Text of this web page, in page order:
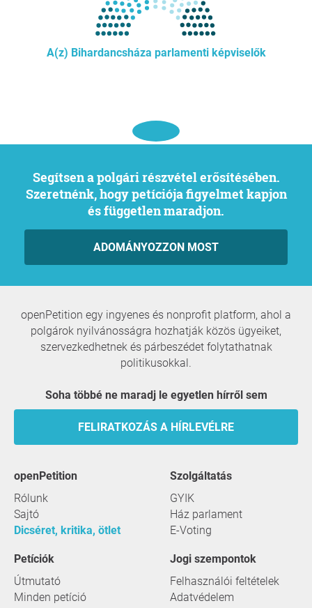
A(z) Bihardancsháza parlamenti képviselők
Segítsen a polgári részvétel erősítésében.
Szeretnénk, hogy petíciója figyelmet kapjon
és független maradjon.
ADOMÁNYOZZON MOST
openPetition egy ingyenes és nonprofit platform, ahol a
polgárok nyilvánosságra hozhatják közös ügyeiket,
szervezkedhetnek és párbeszédet folytathatnak
politikusokkal.
Soha többé ne maradj le egyetlen hírről sem
FELIRATKOZÁS A HÍRLEVÉLRE
openPetition
Rólunk
Sajtó
Dicséret, kritika, ötlet
szolgáltatás
GYIK
Ház parlament
E-Voting
Petíciók
Útmutató
Minden petíció
Jogi szempontok
Felhasználói feltételek
Adatvédelem